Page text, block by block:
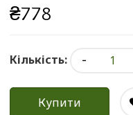
₴778
Кількість:
Купити